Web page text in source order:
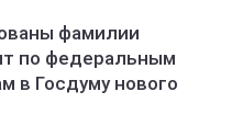
фамилии
по федеральным
в Госдуму нового